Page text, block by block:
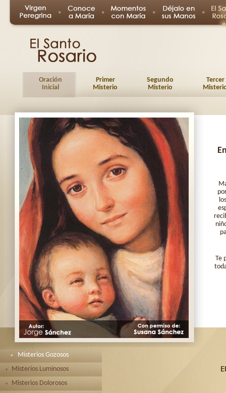
Oración
Inicial
Primer
Misterio
Segundo
Misterio
Tercer
Te
Misterios Gozosos
Misterios Luminosos
Misterios Dolorosos